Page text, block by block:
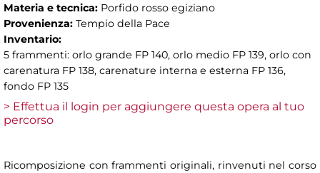
Materia e tecnica: Porfido rosso egiziano
Provenienza: Tempio della Pace
Inventario:
5 frammenti: orlo grande FP 140, orlo medio FP 139, orlo con
carenatura FP 138, carenature interna e esterna FP 136,
fondo FP 135
> Effettua il login per aggiungere questa opera al tuo
percorso
Ricomposizione con frammenti originali, rinvenuti nel corso